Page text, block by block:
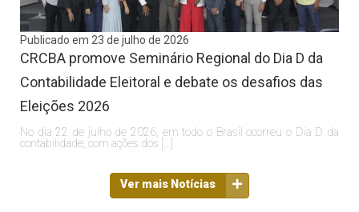
Publicado em 23 de julho de 2026
CRCBA promove Seminário Regional do Dia D da
Contabilidade Eleitoral e debate os desafios das
Eleições 2026
No dia 22 de julho de 2026, em todo o Brasil ocorreu o Dia D da
contabilidade, com ações dos […]
Ver mais Notícias